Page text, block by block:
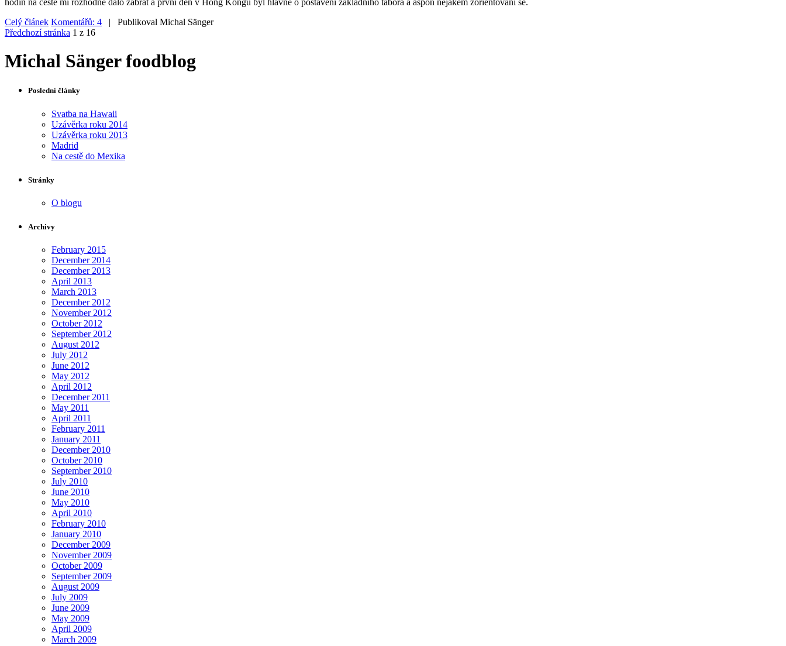
Celý článek Komentářů: 4 | Publikoval Michal Sänger
Předchozí stránka 1 z 16
Michal Sänger foodblog
Poslední články
Svatba na Hawaii
Uzávěrka roku 2014
Uzávěrka roku 2013
Madrid
Na cestě do Mexika
Stránky
O blogu
Archivy
February 2015
December 2014
December 2013
April 2013
March 2013
December 2012
November 2012
October 2012
September 2012
August 2012
July 2012
June 2012
May 2012
April 2012
December 2011
May 2011
April 2011
February 2011
January 2011
December 2010
October 2010
September 2010
July 2010
June 2010
May 2010
April 2010
February 2010
January 2010
December 2009
November 2009
October 2009
September 2009
August 2009
July 2009
June 2009
May 2009
April 2009
March 2009